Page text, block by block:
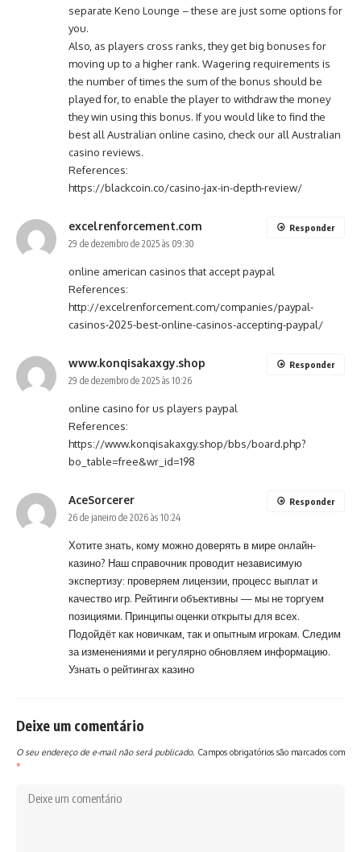
separate Keno Lounge – these are just some options for
you.
Also, as players cross ranks, they get big bonuses for
moving up to a higher rank. Wagering requirements is
the number of times the sum of the bonus should be
played for, to enable the player to withdraw the money
they win using this bonus. If you would like to find the
best all Australian online casino, check our all Australian
casino reviews.
References:
https://blackcoin.co/casino-jax-in-depth-review/
excelrenforcement.com
29 de dezembro de 2025 às 09:30
online american casinos that accept paypal
References:
http://excelrenforcement.com/companies/paypal-
casinos-2025-best-online-casinos-accepting-paypal/
Responder
www.konqisakaxgy.shop
29 de dezembro de 2025 às 10:26
online casino for us players paypal
References:
https://www.konqisakaxgy.shop/bbs/board.php?
bo_table=free&wr_id=198
Responder
AceSorcerer
26 de janeiro de 2026 às 10:24
Хотите знать, кому можно доверять в мире онлайн-
казино? Наш справочник проводит независимую
экспертизу: проверяем лицензии, процесс выплат и
качество игр. Рейтинги объективны — мы не торгуем
позициями. Принципы оценки открыты для всех.
Подойдёт как новичкам, так и опытным игрокам. Следим
за изменениями и регулярно обновляем информацию.
Узнать о рейтингах казино
Responder
Deixe um comentário
O seu endereço de e-mail não será publicado. Campos obrigatórios são marcados com
*